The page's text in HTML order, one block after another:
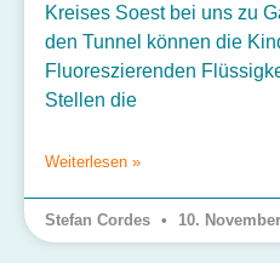
Kreises Soest bei uns zu
den Tunnel können die
Fluoreszierenden
Stellen die
Weiterlesen »
Stefan Cordes 10.